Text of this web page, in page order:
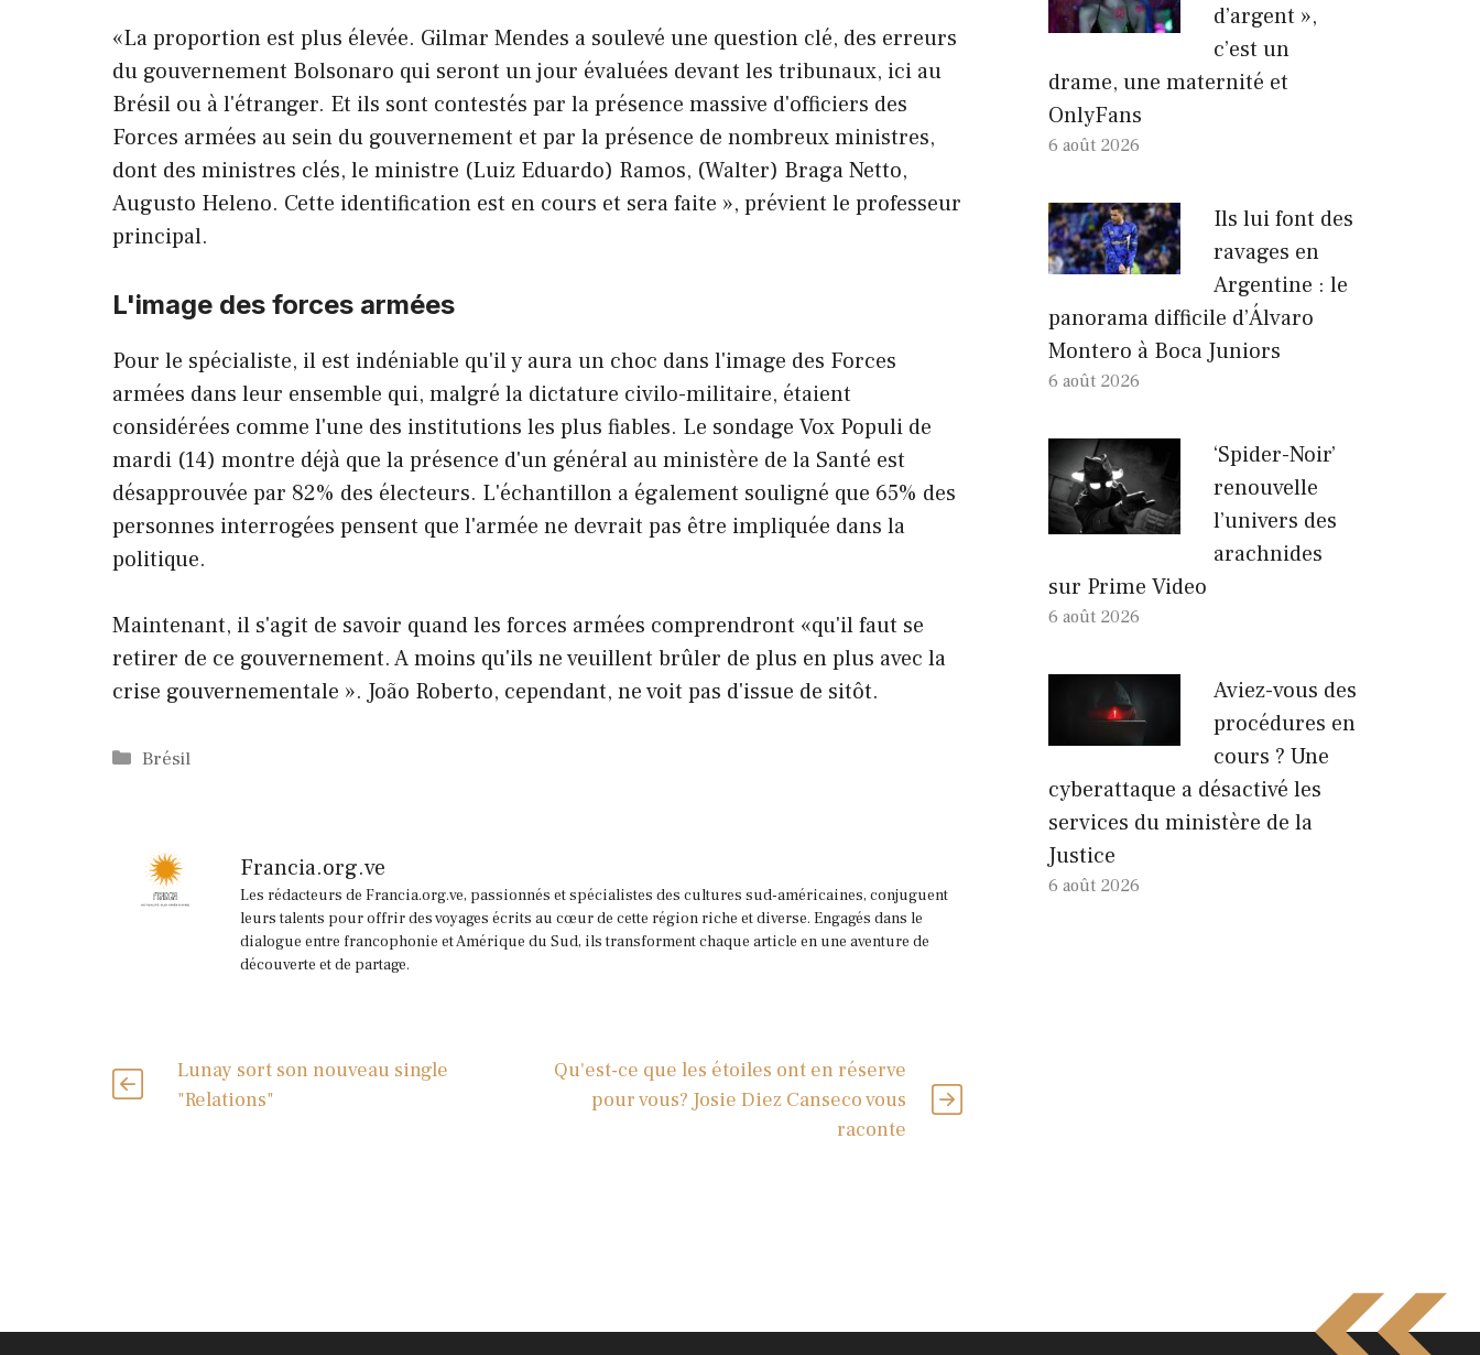
«La proportion est plus élevée. Gilmar Mendes a soulevé une question clé, des erreurs
du gouvernement Bolsonaro qui seront un jour évaluées devant les tribunaux, ici au
Brésil ou à l'étranger. Et ils sont contestés par la présence massive d'officiers des
Forces armées au sein du gouvernement et par la présence de nombreux ministres,
dont des ministres clés, le ministre (Luiz Eduardo) Ramos, (Walter) Braga Netto,
Augusto Heleno. Cette identification est en cours et sera faite », prévient le professeur
principal.
L'image des forces armées
Pour le spécialiste, il est indéniable qu'il y aura un choc dans l'image des Forces
armées dans leur ensemble qui, malgré la dictature civilo-militaire, étaient
considérées comme l'une des institutions les plus fiables. Le sondage Vox Populi de
mardi (14) montre déjà que la présence d'un général au ministère de la Santé est
désapprouvée par 82% des électeurs. L'échantillon a également souligné que 65% des
personnes interrogées pensent que l'armée ne devrait pas être impliquée dans la
politique.
Maintenant, il s'agit de savoir quand les forces armées comprendront «qu'il faut se
retirer de ce gouvernement. A moins qu'ils ne veuillent brûler de plus en plus avec la
crise gouvernementale ». João Roberto, cependant, ne voit pas d'issue de sitôt.
Catégories
Brésil
Francia.org.ve
Les rédacteurs de Francia.org.ve, passionnés et spécialistes des cultures sud-américaines, conjuguent
leurs talents pour offrir des voyages écrits au cœur de cette région riche et diverse. Engagés dans le
dialogue entre francophonie et Amérique du Sud, ils transforment chaque article en une aventure de
découverte et de partage.
Lunay sort son nouveau single
"Relations"
Qu'est-ce que les étoiles ont en réserve
pour vous? Josie Diez Canseco vous
raconte
d’argent »,
c’est un
drame, une maternité et
OnlyFans
6 août 2026
Ils lui font des
ravages en
Argentine : le
panorama difficile d’Álvaro
Montero à Boca Juniors
6 août 2026
‘Spider-Noir’
renouvelle
l’univers des
arachnides
sur Prime Video
6 août 2026
Aviez-vous des
procédures en
cours ? Une
cyberattaque a désactivé les
services du ministère de la
Justice
6 août 2026